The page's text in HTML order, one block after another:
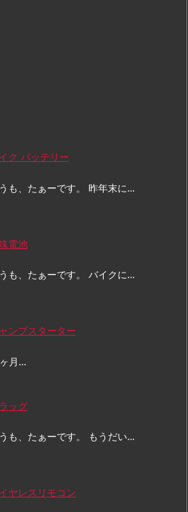
ク バッテリー
も、たぁーです。 昨年末に…
電池
も、たぁーです。 バイクに…
ンプスターター
月…
ッグ
も、たぁーです。 もうだい…
ヤレスリモコン